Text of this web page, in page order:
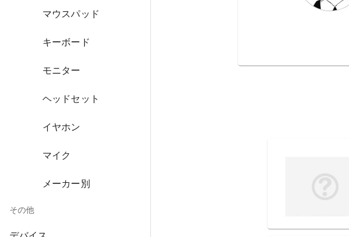
マウスパッド
キーボード
モニター
ヘッドセット
イヤホン
マイク
メーカー別
その他